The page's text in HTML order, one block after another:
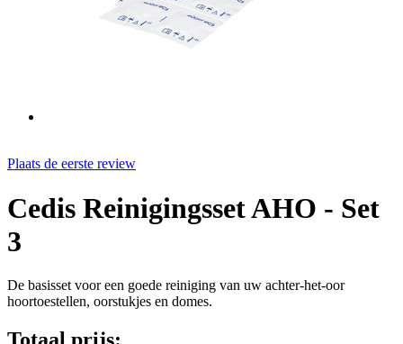
Plaats de eerste review
Cedis Reinigingsset AHO - Set
3
De basisset voor een goede reiniging van uw achter-het-oor
hoortoestellen, oorstukjes en domes.